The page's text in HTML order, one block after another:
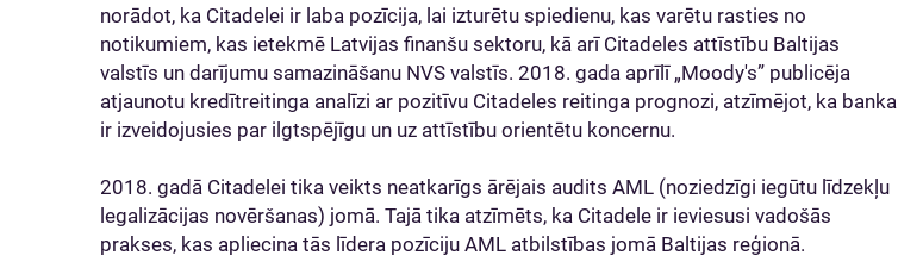
norādot, ka Citadelei ir laba pozīcija, lai izturētu spiedienu, kas varētu rasties no
notikumiem, kas ietekmē Latvijas finanšu sektoru, kā arī Citadeles attīstību Baltijas
valstīs un darījumu samazināšanu NVS valstīs. 2018. gada aprīlī „Moody's” publicēja
atjaunotu kredītreitinga analīzi ar pozitīvu Citadeles reitinga prognozi, atzīmējot, ka banka
ir izveidojusies par ilgtspējīgu un uz attīstību orientētu koncernu.
2018. gadā Citadelei tika veikts neatkarīgs ārējais audits AML (noziedzīgi iegūtu līdzekļu
legalizācijas novēršanas) jomā. Tajā tika atzīmēts, ka Citadele ir ieviesusi vadošās
prakses, kas apliecina tās līdera pozīciju AML atbilstības jomā Baltijas reģionā.